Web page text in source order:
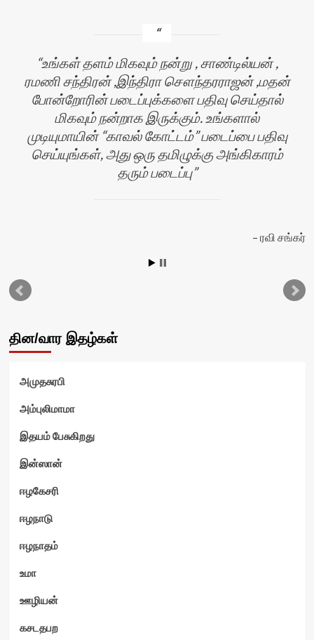
உங்கள் தளம் மிகவும் நன்று , சாண்டில்யன் ,
ரமணி சந்திரன் ,இந்திரா சௌந்தரராஜன் ,மதன்
போன்றோரின் படைப்புக்களை பதிவு செய்தால்
மிகவும் நன்றாக இருக்கும். உங்களால்
முடியுமாயின் “காவல் கோட்டம்” படைப்பை பதிவு
செய்யுங்கள், அது ஒரு தமிழுக்கு அங்கிகாரம்
தரும் படைப்பு
ரவி சங்கர்
தின/வார இதழ்கள்
அமுதசுரபி
அம்புலிமாமா
இதயம் பேசுகிறது
இன்ஸான்
ஈழகேசரி
ஈழநாடு
ஈழநாதம்
உமா
ஊழியன்
கசடதபற